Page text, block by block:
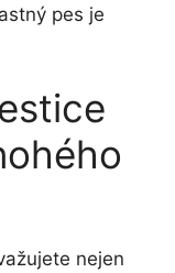
pes je
nejen